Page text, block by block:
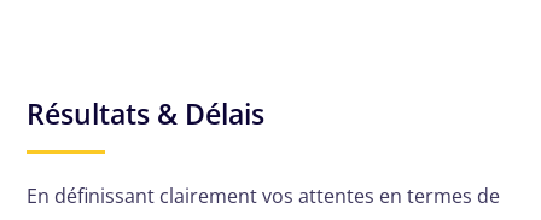
Résultats & Délais
En définissant clairement vos attentes en termes de